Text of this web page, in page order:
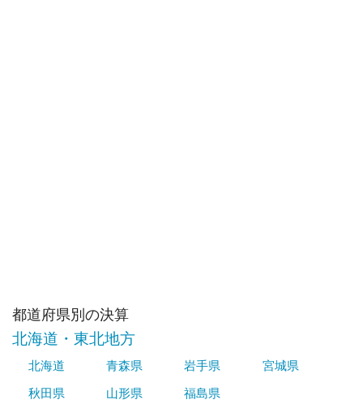
都道府県別の決算
北海道・東北地方
北海道 青森県 岩手県
宮城県
秋田県
山形県 福島県